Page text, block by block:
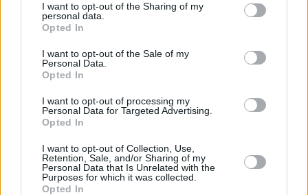
I want to opt-out of the Sharing of my
personal data.
Opted In
I want to opt-out of the Sale of my
Personal Data.
Opted In
I want to opt-out of processing my
Personal Data for Targeted Advertising.
Opted In
I want to opt-out of Collection, Use,
Retention, Sale, and/or Sharing of my
Personal Data that Is Unrelated with the
Purposes for which it was collected.
Opted In
Ķirštomātiņi
Saldi asāčili mērce. Pārspēj visas
veikalu mērces!